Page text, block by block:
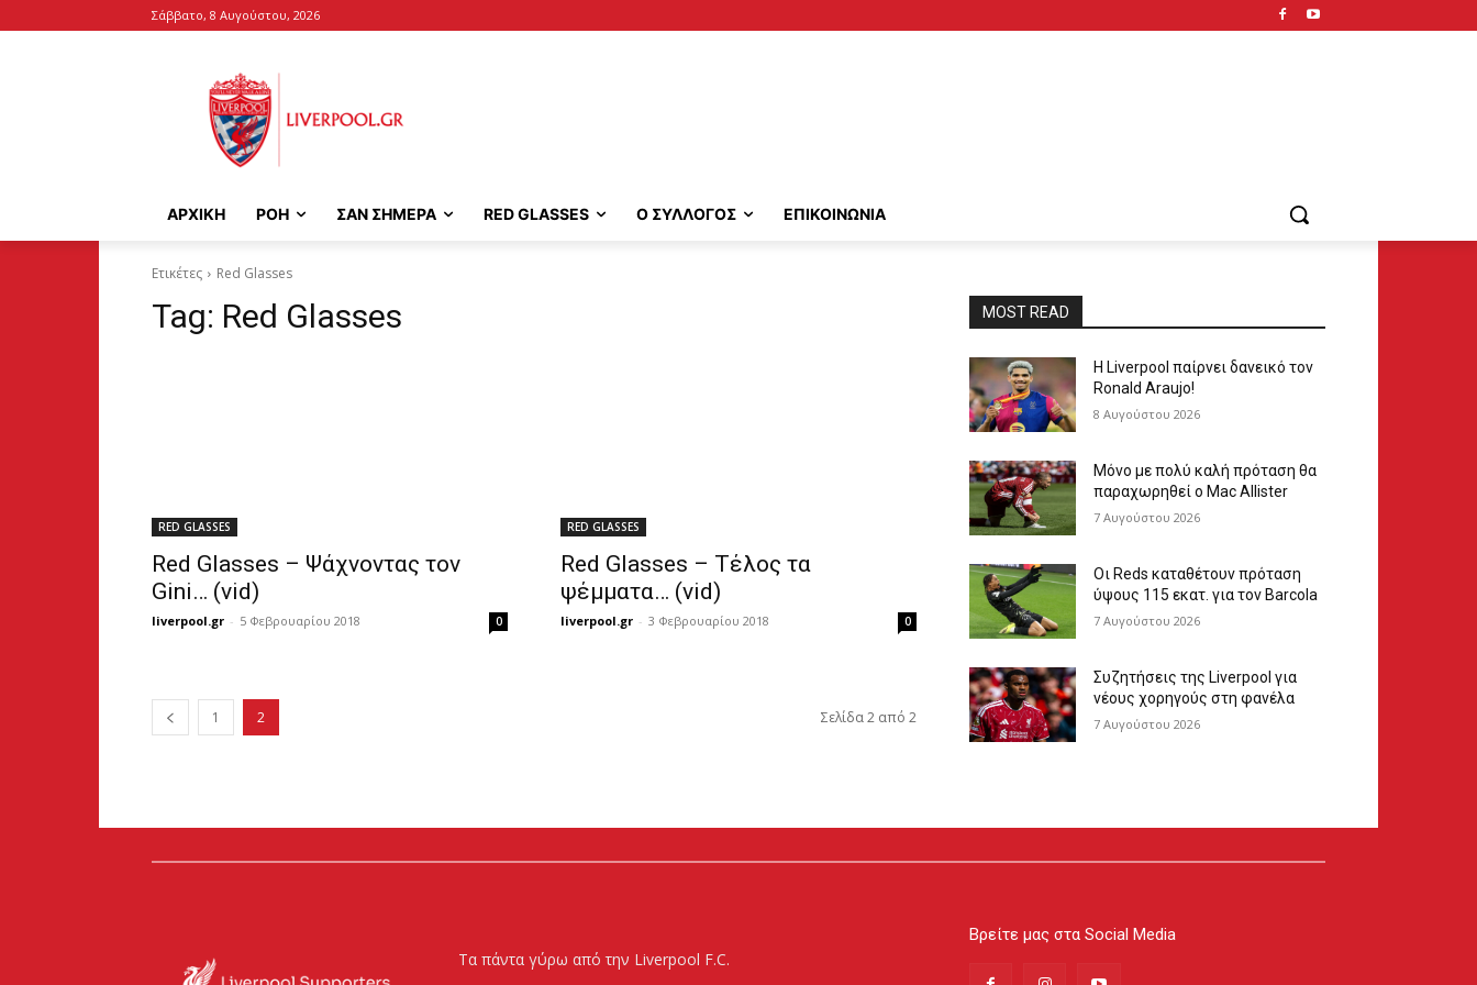
Σάββατο, 8 Αυγούστου, 2026
ΑΡΧΙΚΉ ΡΟΗ ΣΑΝ ΣΗΜΕΡΑ RED GLASSES Ο ΣΥΛΛΟΓΟΣ ΕΠΙΚΟΙΝΩΝΙΑ
Ετικέτες Red Glasses
Tag: Red Glasses
RED GLASSES
Red Glasses – Ψάχνοντας τον
Gini… (vid)
liverpool.gr - 5 Φεβρουαρίου 2018 0
RED GLASSES
Red Glasses – Τέλος τα
ψέμματα… (vid)
liverpool.gr - 3 Φεβρουαρίου 2018 0
1 2 Σελίδα 2 από 2
MOST READ
Η Liverpool παίρνει δανεικό τον
Ronald Araujo!
8 Αυγούστου 2026
Μόνο με πολύ καλή πρόταση θα
παραχωρηθεί ο Mac Allister
7 Αυγούστου 2026
Οι Reds καταθέτουν πρόταση
ύψους 115 εκατ. για τον Barcola
7 Αυγούστου 2026
Συζητήσεις της Liverpool για
νέους χορηγούς στη φανέλα
7 Αυγούστου 2026
Τα πάντα γύρω από την Liverpool F.C.
Βρείτε μας στα Social Media